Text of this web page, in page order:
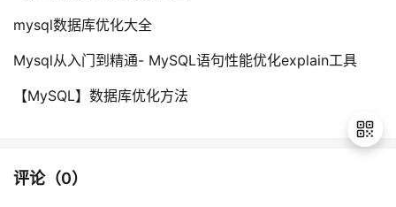
mysql数据库优化大全
Mysql从入门到精通- MySQL语句性能优化explain工具
【MySQL】数据库优化方法
评论（0）